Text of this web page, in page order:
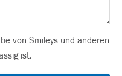
von Smileys und anderen
ist.